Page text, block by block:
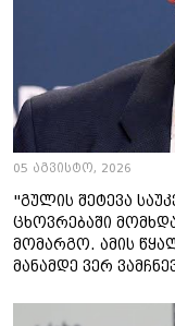
05 აგვისტო, 2026
"გულის შეტევა
ცხოვრებაში
მომარგო. ამის
მანამდე ვერ